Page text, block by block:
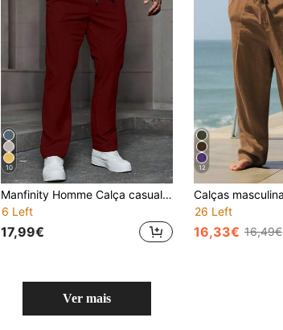
10
Manfinity Homme Calça casual masculina com cordão na cintura e bolso, calça de ginástica versátil, outono
6 Left
17,99€
12
26 Left
16,33€ 16,49€
Ver mais